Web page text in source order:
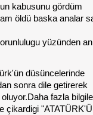
kabusunu gördüm
öldü baska analar
yüzünden
düsüncelerinde
sonra dile getirerek
fazla
çikardigi